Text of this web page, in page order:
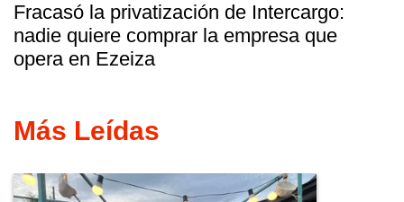
Fracasó la privatización de Intercargo:
nadie quiere comprar la empresa que
opera en Ezeiza
Más Leídas